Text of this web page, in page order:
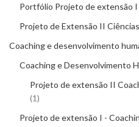
Portfólio Projeto de extensão I
Projeto de Extensão II
Coaching e desenvolvimento
Coaching e Desenvolvimento
Projeto de extensão II
1
Projeto de extensão I -